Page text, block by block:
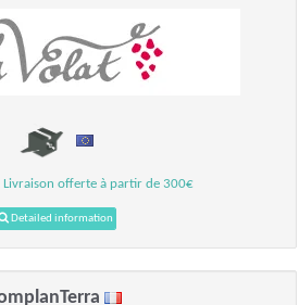
offerte à partir de 300€
Detailed information